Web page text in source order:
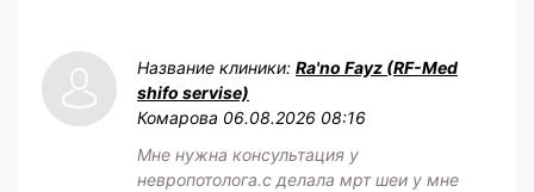
Название клиники: Ra'no Fayz (RF-Med
shifo servise)
Комарова 06.08.2026 08:16
Мне нужна консультация у
невропотолога.с делала мрт шеи у мне